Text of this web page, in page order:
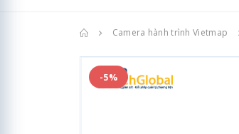
Trang chủCamera hành trình Vietmap
-5%